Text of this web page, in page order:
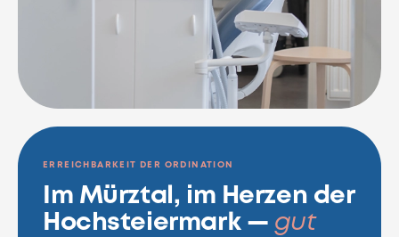
ERREICHBARKEIT DER ORDINATION
Im Mürztal, im Herzen der
Hochsteiermark — gut